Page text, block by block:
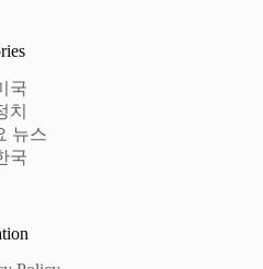
국
치
뉴스
국